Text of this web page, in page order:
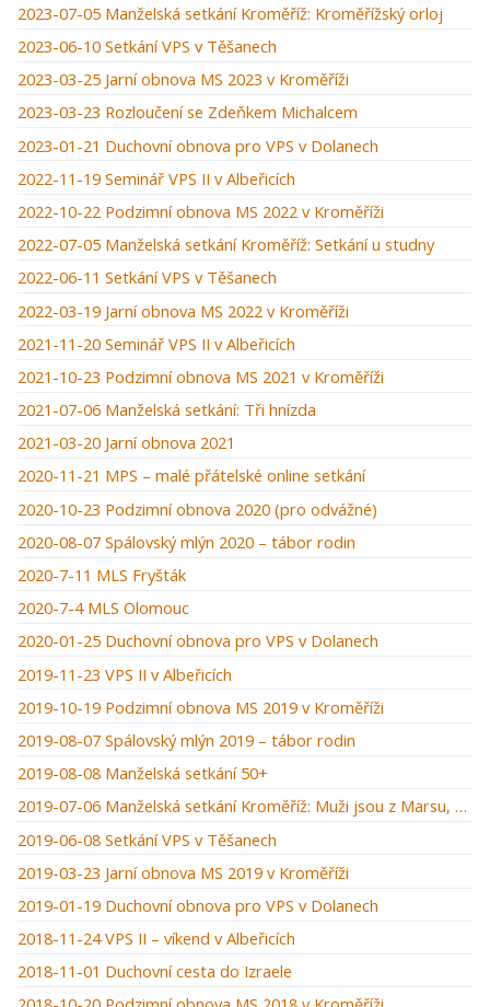
2023-07-05 Manželská setkání Kroměříž: Kroměřížský orloj
2023-06-10 Setkání VPS v Těšanech
2023-03-25 Jarní obnova MS 2023 v Kroměříži
2023-03-23 Rozloučení se Zdeňkem Michalcem
2023-01-21 Duchovní obnova pro VPS v Dolanech
2022-11-19 Seminář VPS II v Albeřicích
2022-10-22 Podzimní obnova MS 2022 v Kroměříži
2022-07-05 Manželská setkání Kroměříž: Setkání u studny
2022-06-11 Setkání VPS v Těšanech
2022-03-19 Jarní obnova MS 2022 v Kroměříži
2021-11-20 Seminář VPS II v Albeřicích
2021-10-23 Podzimní obnova MS 2021 v Kroměříži
2021-07-06 Manželská setkání: Tři hnízda
2021-03-20 Jarní obnova 2021
2020-11-21 MPS – malé přátelské online setkání
2020-10-23 Podzimní obnova 2020 (pro odvážné)
2020-08-07 Spálovský mlýn 2020 – tábor rodin
2020-7-11 MLS Fryšták
2020-7-4 MLS Olomouc
2020-01-25 Duchovní obnova pro VPS v Dolanech
2019-11-23 VPS II v Albeřicích
2019-10-19 Podzimní obnova MS 2019 v Kroměříži
2019-08-07 Spálovský mlýn 2019 – tábor rodin
2019-08-08 Manželská setkání 50+
2019-07-06 Manželská setkání Kroměříž: Muži jsou z Marsu, ženy z Venuše
2019-06-08 Setkání VPS v Těšanech
2019-03-23 Jarní obnova MS 2019 v Kroměříži
2019-01-19 Duchovní obnova pro VPS v Dolanech
2018-11-24 VPS II – víkend v Albeřicích
2018-11-01 Duchovní cesta do Izraele